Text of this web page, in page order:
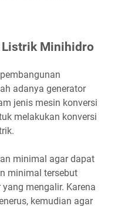
Listrik Minihidro
adanya generator
jenis mesin konversi
melakukan konversi
minimal agar dapat
minimal tersebut
mengalir. Karena
kemudian agar